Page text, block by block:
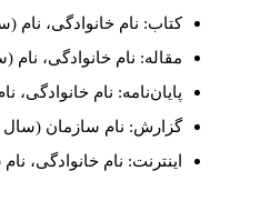
کتاب: نام خانوادگی، نام
مقاله: نام خانوادگی،
پایان‌نامه: نام خانوادگی،
گزارش: نام سازمان (سال
اینترنت: نام خانوادگی،